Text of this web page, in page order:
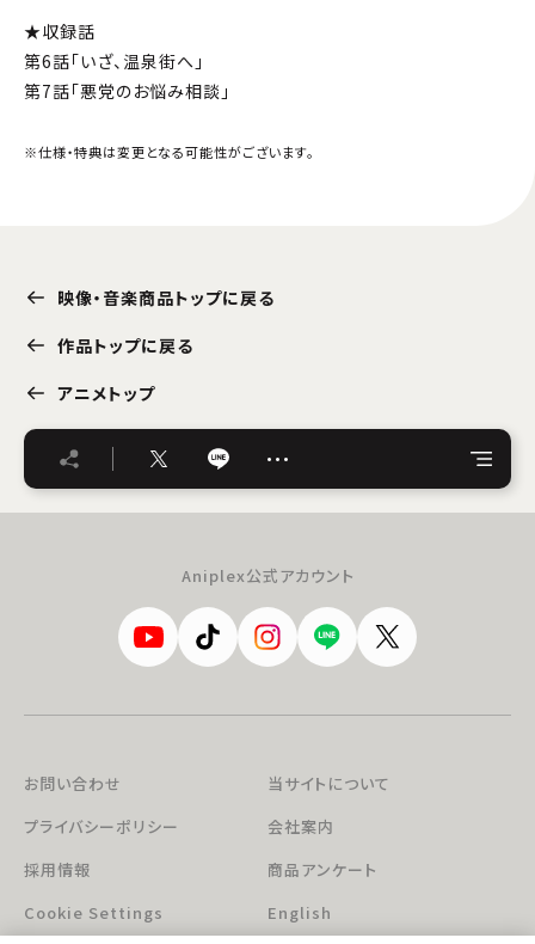
★収録話
第6話「いざ、温泉街へ」
第7話「悪党のお悩み相談」
※仕様・特典は変更となる可能性がございます。
映像・音楽商品トップに戻る
作品トップに戻る
アニメトップ
…
Aniplex公式アカウント
お問い合わせ
当サイトについて
プライバシーポリシー
会社案内
採用情報
商品アンケート
Cookie Settings
English